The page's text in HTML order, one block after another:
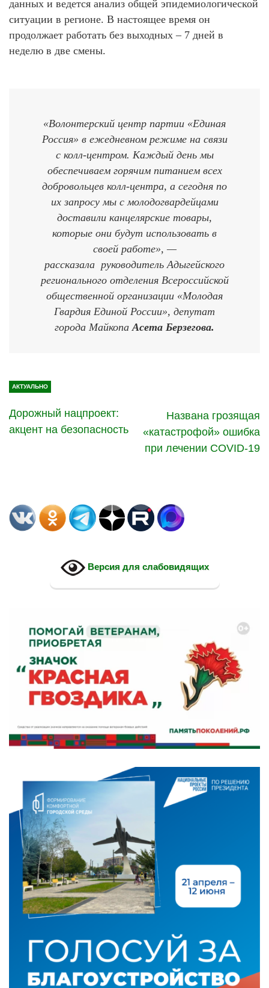
данных и ведется анализ общей эпидемиологической
ситуации в регионе. В настоящее время он
продолжает работать без выходных – 7 дней в
неделю в две смены.
«Волонтерский центр партии «Единая
Россия» в ежедневном режиме на связи
с колл-центром. Каждый день мы
обеспечиваем горячим питанием всех
добровольцев колл-центра, а сегодня по
их запросу мы с молодогвардейцами
доставили канцелярские товары,
которые они будут использовать в
своей работе», —
рассказала руководитель Адыгейского
регионального отделения Всероссийской
общественной организации «Молодая
Гвардия Единой России», депутат
города Майкопа Асета Берзегова.
АКТУАЛЬНО
Дорожный нацпроект:
акцент на безопасность
Названа грозящая
«катастрофой» ошибка
при лечении COVID-19
Версия для слабовидящих